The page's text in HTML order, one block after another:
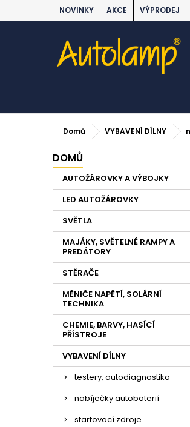
NOVINKY AKCE VÝPRODEJ
Domů VYBAVENÍ DÍLNY
DOMŮ
AUTOŽÁROVKY A VÝBOJKY
LED AUTOŽÁROVKY
SVĚTLA
MAJÁKY, SVĚTELNÉ RAMPY A
PREDÁTORY
STĚRAČE
MĚNIČE NAPĚTÍ, SOLÁRNÍ
TECHNIKA
CHEMIE, BARVY, HASÍCÍ
PŘÍSTROJE
VYBAVENÍ DÍLNY
testery, autodiagnostika
nabíječky autobaterií
startovací zdroje